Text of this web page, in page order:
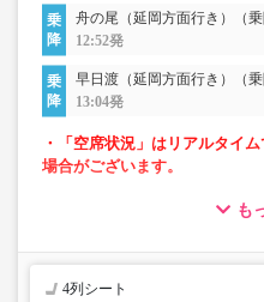
舟の尾（延岡方面行き）（乗
12:52発
早日渡（延岡方面行き）（乗
13:04発
・「空席状況」はリアルタイ
場合がございます。
・フリーWi-Fiが利用可能。
も
4列シート